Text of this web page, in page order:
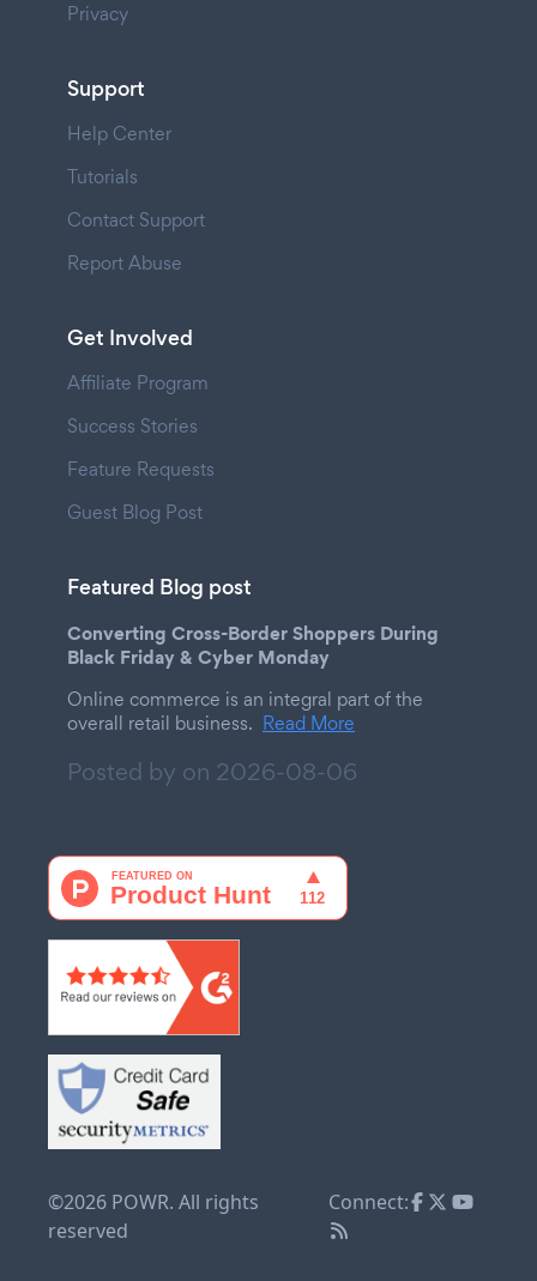
Privacy
Support
Help Center
Tutorials
Contact Support
Report Abuse
Get Involved
Affiliate Program
Success Stories
Feature Requests
Guest Blog Post
Featured Blog post
Converting Cross-Border Shoppers During
Black Friday & Cyber Monday
Online commerce is an integral part of the
overall retail business. Read More
Posted by on 2026-08-06
©2026 POWR. All rights
reserved
Connect: